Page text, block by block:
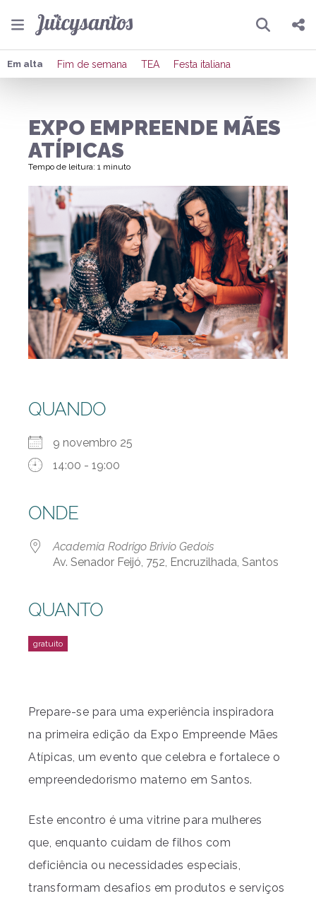
Pesquisar
Compartilhar
Enviar por Whatsapp
Publicar no X
Em alta Fim de semana TEA Festa italiana
EXPO EMPREENDE MÃES
ATÍPICAS
Tempo de leitura: 1 minuto
QUANDO
9 novembro 25
14:00 - 19:00
ONDE
Academia Rodrigo Brivio Gedois
Av. Senador Feijó, 752, Encruzilhada, Santos
QUANTO
Prepare-se para uma experiência inspiradora
na primeira edição da Expo Empreende Mães
Atípicas, um evento que celebra e fortalece o
empreendedorismo materno em Santos.
Este encontro é uma vitrine para mulheres
que, enquanto cuidam de filhos com
deficiência ou necessidades especiais,
transformam desafios em produtos e serviços